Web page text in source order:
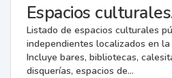
Espacios
Listado de espacios culturales
independientes localizados en
Incluye bares, bibliotecas,
disquerías, espacios de...